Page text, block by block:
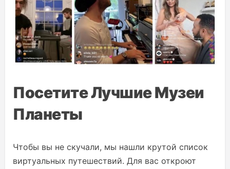
Посетите Лучшие Музеи
Планеты
Чтобы вы не скучали, мы нашли крутой список
виртуальных путешествий. Для вас откроют